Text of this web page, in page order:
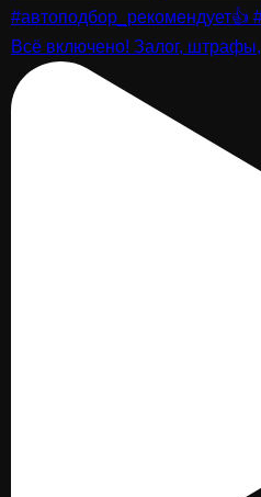
Всё включено! Залог, штрафы,